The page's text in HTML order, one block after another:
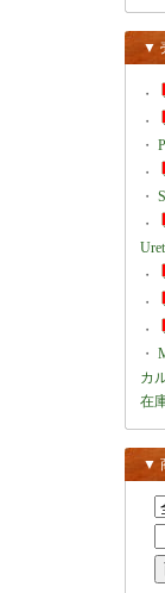
▼
・
・
・
・
・
・
・
・
・
・
カ
在
▼